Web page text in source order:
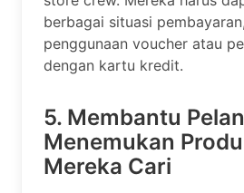
berbagai situasi
penggunaan voucher atau
dengan kartu kredit.
5. Membantu
Menemukan
Mereka Cari